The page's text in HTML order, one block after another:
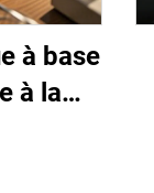
à base
à la